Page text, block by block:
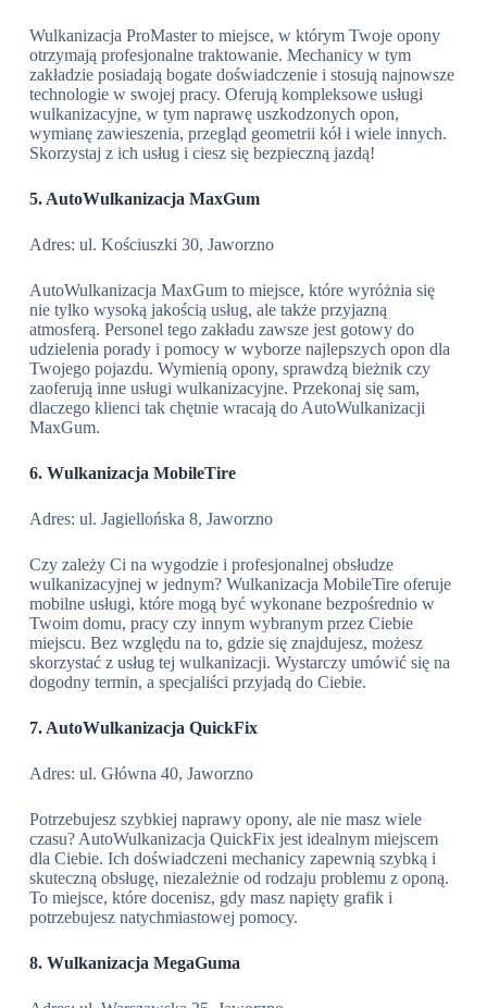
Wulkanizacja ProMaster to miejsce, w którym Twoje opony
otrzymają profesjonalne traktowanie. Mechanicy w tym
zakładzie posiadają bogate doświadczenie i stosują najnowsze
technologie w swojej pracy. Oferują kompleksowe usługi
wulkanizacyjne, w tym naprawę uszkodzonych opon,
wymianę zawieszenia, przegląd geometrii kół i wiele innych.
Skorzystaj z ich usług i ciesz się bezpieczną jazdą!
5. AutoWulkanizacja MaxGum
Adres: ul. Kościuszki 30, Jaworzno
AutoWulkanizacja MaxGum to miejsce, które wyróżnia się
nie tylko wysoką jakością usług, ale także przyjazną
atmosferą. Personel tego zakładu zawsze jest gotowy do
udzielenia porady i pomocy w wyborze najlepszych opon dla
Twojego pojazdu. Wymienią opony, sprawdzą bieżnik czy
zaoferują inne usługi wulkanizacyjne. Przekonaj się sam,
dlaczego klienci tak chętnie wracają do AutoWulkanizacji
MaxGum.
6. Wulkanizacja MobileTire
Adres: ul. Jagiellońska 8, Jaworzno
Czy zależy Ci na wygodzie i profesjonalnej obsłudze
wulkanizacyjnej w jednym? Wulkanizacja MobileTire oferuje
mobilne usługi, które mogą być wykonane bezpośrednio w
Twoim domu, pracy czy innym wybranym przez Ciebie
miejscu. Bez względu na to, gdzie się znajdujesz, możesz
skorzystać z usług tej wulkanizacji. Wystarczy umówić się na
dogodny termin, a specjaliści przyjadą do Ciebie.
7. AutoWulkanizacja QuickFix
Adres: ul. Główna 40, Jaworzno
Potrzebujesz szybkiej naprawy opony, ale nie masz wiele
czasu? AutoWulkanizacja QuickFix jest idealnym miejscem
dla Ciebie. Ich doświadczeni mechanicy zapewnią szybką i
skuteczną obsługę, niezależnie od rodzaju problemu z oponą.
To miejsce, które docenisz, gdy masz napięty grafik i
potrzebujesz natychmiastowej pomocy.
8. Wulkanizacja MegaGuma